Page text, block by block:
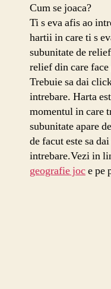
Cum se joaca?
Ti s eva afis ao
hartii in care ti s
subunitate de
relief din care
Trebuie sa dai
intrebare. Harta
momentul in care
subunitate apare
de facut este sa
intrebare.Vezi in
geografie joce pe